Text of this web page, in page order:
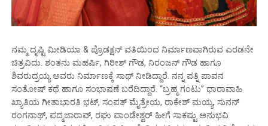
ನಮ್ಮ ದೃಷ್ಟಿ ಮೀಡಿಯಾ & ಪ್ರೊಡಕ್ಷನ್ ವತಿಯಿಂದ ನಿರ್ಮಾಣವಾಗಿರುವ ಎರಡನೇ
ಚಿತ್ರವಿದು. ಶಂತನು ಮಹರ್ಷಿ, ಗಿರೀಶ್ ಗೌಡ, ನಿರಂಜನ್ ಗೌಡ ಹಾಗೂ
ಶಿವರುದ್ರಯ್ಯ ಅವರು ನಿರ್ಮಾಣಕ್ಕೆ ಸಾಥ್ ನೀಡಿದ್ದಾರೆ. ನನ್ನ ಪತ್ನಿ ಪಾವನ
ಸಂತೋಷ್ ಕಥೆ ಹಾಗೂ ಸಂಭಾಷಣೆ ಬರೆದಿದ್ದಾರೆ. “ಬ್ರಹ್ಮ ಗಂಟು” ಧಾರಾವಾಹಿ
ಖ್ಯಾತಿಯ ಗೀತಾಭಾರತಿ ಭಟ್, ಸಂಪತ್ ಮೈತ್ರೇಯ, ರಾಕೇಶ್ ಮಯ್ಯ, ಸುನನ್
ರಂಗನಾಥ್, ಪದ್ಮಜಾರಾವ್, ರಘು ಪಾಂಡೇಶ್ವರ್ ಹೀಗೆ ಸಾಕಷ್ಟು ಅನುಭವಿ